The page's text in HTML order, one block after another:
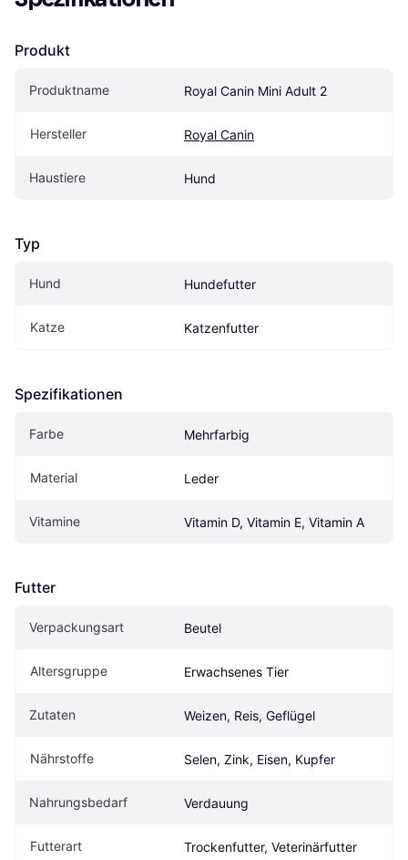
Produkt
Produktname Royal Canin Mini Adult 2
Hersteller Royal Canin
Haustiere Hund
Typ
Hund Hundefutter
Katze Katzenfutter
Spezifikationen
Farbe Mehrfarbig
Material Leder
Vitamine Vitamin D, Vitamin E, Vitamin A
Futter
Verpackungsart Beutel
Altersgruppe Erwachsenes Tier
Zutaten Weizen, Reis, Geflügel
Nährstoffe Selen, Zink, Eisen, Kupfer
Nahrungsbedarf Verdauung
Futterart Trockenfutter, Veterinärfutter